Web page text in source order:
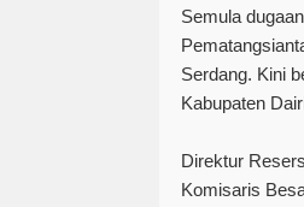
Semula
Serdang. Kini
Kabupaten
Direktur
Komisaris